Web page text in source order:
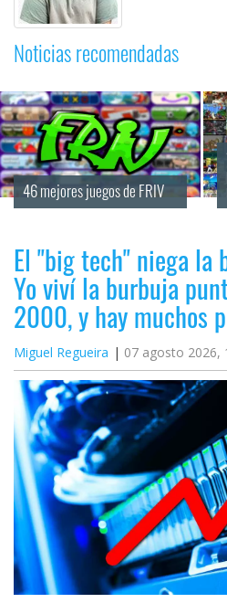
Noticias recomendadas
46 mejores juegos de FRIV
El "big tech" niega la
Yo viví la burbuja
2000, y hay muchos
Miguel Regueira 07 agosto 2026,